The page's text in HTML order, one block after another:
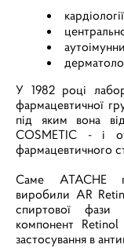
У 1982 році
фармацевтичної
під яким вона
COSMETIC - і
фармацевтичного
Саме ATACHE
виробили AR
спиртової фази
компонент
застосування в